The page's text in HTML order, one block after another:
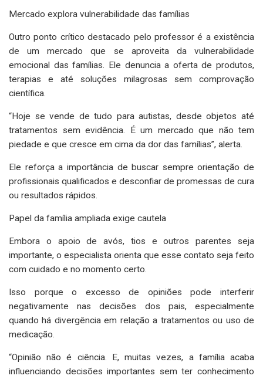
Mercado explora vulnerabilidade das famílias
Outro ponto crítico destacado pelo professor é a existência
de um mercado que se aproveita da vulnerabilidade
emocional das famílias. Ele denuncia a oferta de produtos,
terapias e até soluções milagrosas sem comprovação
científica.
“Hoje se vende de tudo para autistas, desde objetos até
tratamentos sem evidência. É um mercado que não tem
piedade e que cresce em cima da dor das famílias”, alerta.
Ele reforça a importância de buscar sempre orientação de
profissionais qualificados e desconfiar de promessas de cura
ou resultados rápidos.
Papel da família ampliada exige cautela
Embora o apoio de avós, tios e outros parentes seja
importante, o especialista orienta que esse contato seja feito
com cuidado e no momento certo.
Isso porque o excesso de opiniões pode interferir
negativamente nas decisões dos pais, especialmente
quando há divergência em relação a tratamentos ou uso de
medicação.
“Opinião não é ciência. E, muitas vezes, a família acaba
influenciando decisões importantes sem ter conhecimento